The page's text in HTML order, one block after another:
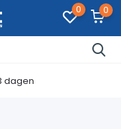
0 0